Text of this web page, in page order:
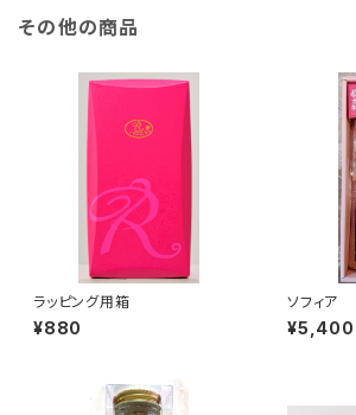
その他の商品
ラッピング用箱
¥880
ソフィア
¥5,400